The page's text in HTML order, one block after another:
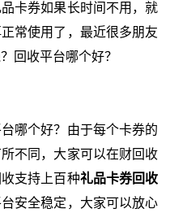
卡券如果长时间不用，就
常使用了，最近很多朋友
回收平台哪个好？
哪个好？由于每个卡券的
不同，大家可以在财回收
支持上百种礼品卡券回收
安全稳定，大家可以放心